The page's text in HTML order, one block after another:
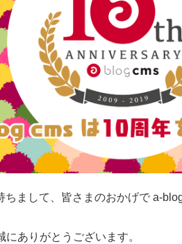
まして、皆さまのおかげで a-
ありがとうございます。